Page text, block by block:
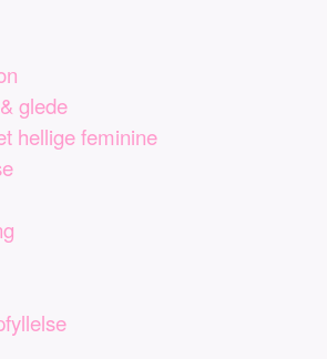
glede
hellige feminine